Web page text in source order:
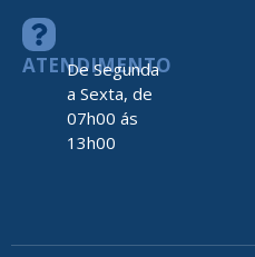
ATENDIMENTO
De Segunda
a Sexta, de
07h00 ás
13h00